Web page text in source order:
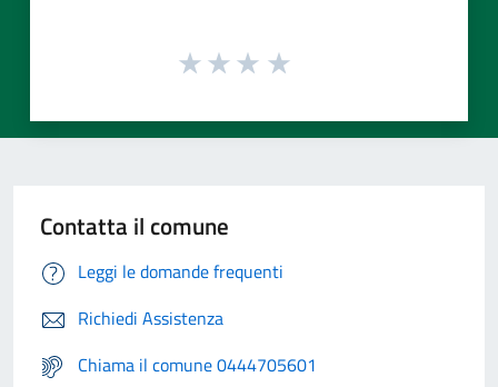
Contatta il comune
Leggi le domande frequenti
Richiedi Assistenza
Chiama il comune 0444705601